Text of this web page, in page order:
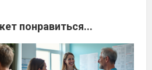
понравиться...